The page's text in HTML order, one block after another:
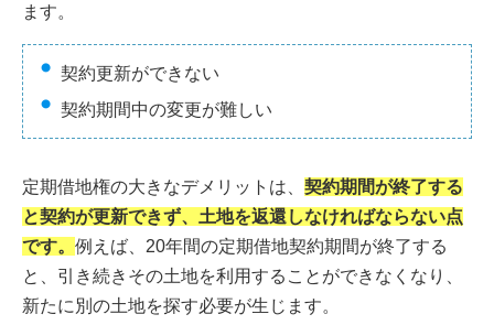
ます。
契約更新ができない
契約期間中の変更が難しい
定期借地権の大きなデメリットは、 契約期間が終了する
と契約が更新できず、土地を返還しなければならない点
です。 例えば、20年間の定期借地契約期間が終了する
と、引き続きその土地を利用することができなくなり、
新たに別の土地を探す必要が生じます。